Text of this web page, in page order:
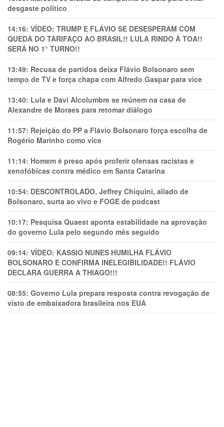
desgaste político
14:16: VÍDEO: TRUMP E FLÁVIO SE DESESPERAM COM
QUEDA DO TARIFAÇO AO BRASIL!! LULA RINDO À TOA!!
SERÁ NO 1° TURNO!!
13:49: Recusa de partidos deixa Flávio Bolsonaro sem
tempo de TV e força chapa com Alfredo Gaspar para vice
13:40: Lula e Davi Alcolumbre se reúnem na casa de
Alexandre de Moraes para retomar diálogo
11:57: Rejeição do PP a Flávio Bolsonaro força escolha de
Rogério Marinho como vice
11:14: Homem é preso após proferir ofensas racistas e
xenofóbicas contra médico em Santa Catarina
10:54: DESCONTROLADO, Jeffrey Chiquini, aliado de
Bolsonaro, surta ao vivo e FOGE de podcast
10:17: Pesquisa Quaest aponta estabilidade na aprovação
do governo Lula pelo segundo mês seguido
09:14: VÍDEO: KASSIO NUNES HUMlLHA FLÁVIO
BOLSONARO E CONFIRMA INELEGIBILIDADE!! FLÁVIO
DECLARA GUERRA A THIAGO!!!
08:55: Governo Lula prepara resposta contra revogação de
visto de embaixadora brasileira nos EUA